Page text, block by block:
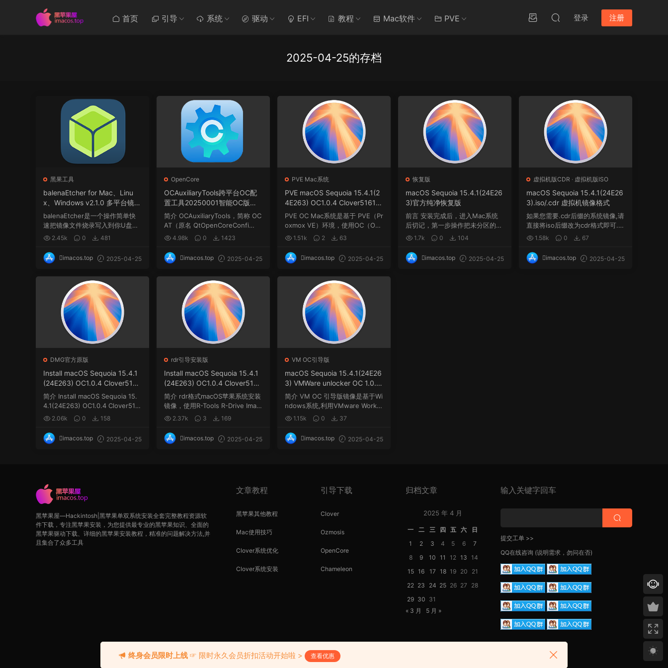
首页 引导 系统 驱动 EFI 教程 Mac软件 PVE 登录 注册
2025-04-25的存档
黑果工具
balenaEtcher for Mac、Linu
x、Windows v2.1.0 多平台镜像
文件烧录工具下载
balenaEtcher是一个操作简单快
速把镜像文件烧录写入到你U盘、
硬盘、SD卡、各种...
2.45k 0 481
imacos.top 2025-04-25
OpenCore
OCAuxiliaryTools跨平台OC配
置工具20250001智能OC版本
匹配
简介 OCAuxiliaryTools，简称 OC
AT（原名 QtOpenCoreConfi
g），是一款第三方...
4.98k 0 1423
imacos.top 2025-04-25
PVE Mac系统
PVE macOS Sequoia 15.4.1(2
4E263) OC1.0.4 Clover5161 w
inPE
PVE OC Mac系统是基于 PVE（Pr
oxmox VE）环境，使用OC（Ope
nCore）引导在PVE（...
1.51k 2 63
imacos.top 2025-04-25
恢复版
macOS Sequoia 15.4.1(24E26
3)官方纯净恢复版
前言 安装完成后，进入Mac系统
后切记，第一步操作把未分区的空
间与系统盘Macint...
1.7k 0 104
imacos.top 2025-04-25
虚拟机版CDR · 虚拟机版ISO
macOS Sequoia 15.4.1(24E26
3).iso/.cdr 虚拟机镜像格式
如果您需要.cdr后缀的系统镜像,请
直接将iso后缀改为cdr格式即可. I
SO系统镜像通...
1.58k 0 67
imacos.top 2025-04-25
DMG官方原版
Install macOS Sequoia 15.4.1
(24E263) OC1.0.4 Clover5161
winPE三引导官方原版.dmg
简介 Install macOS Sequoia 15.
4.1(24E263) OC1.0.4 Clover516
1 w...2.06k 0 158
imacos.top 2025-04-25
rdr引导安装版
Install macOS Sequoia 15.4.1
(24E263) OC1.0.4 Clover5161
winPE三引导恢复版.rdr
简介 rdr格式macOS苹果系统安装
镜像，使用R-Tools R-Drive Imag
e软件制作，rdr...
2.37k 3 169
imacos.top 2025-04-25
VM OC引导版
macOS Sequoia 15.4.1(24E26
3) VMWare unlocker OC 1.0.4
虚拟机安装包(安装Unlocker解
锁补丁版)
简介 VM OC 引导版镜像是基于Wi
ndows系统,利用VMware Workst
ation虚拟机使用Ooe...
1.15k 0 37
imacos.top 2025-04-25
黑苹果屋—Hackintosh|黑苹果单双系统安装全套完整教程资源软
件下载，专注黑苹果安装，为您提供最专业的黑苹果知识、全面的
黑苹果驱动下载、详细的黑苹果安装教程，精准的问题解决方法,并
且集合了众多工具
文章教程
黑苹果其他教程
Mac使用技巧
Clover系统优化
Clover系统安装
引导下载
Clover
Ozmosis
OpenCore
Chameleon
归档文章
2025 年 4 月
一 二 三 四 五 六
日
1
2 3 4 5 6
7
8
9 10 11 12 13
14
15 16 17 18 19 20
21
22 23 24 25 26 27
28
29 30 31
« 3 月
5 月 »
输入关键字回车
提交工单 >>
QQ在线咨询 (说明需求，勿问在否)
Copyright © 2018-2026 黑苹果屋
终身会员限时上线 ☞ 限时永久会员折扣活动开始啦 > 查看优惠